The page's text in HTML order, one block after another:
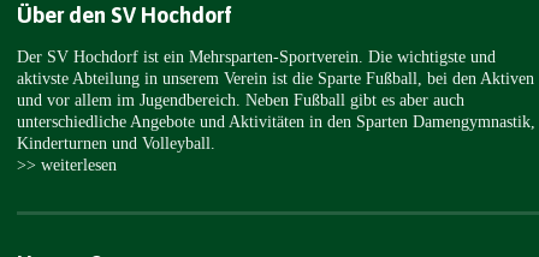
Über den SV Hochdorf
Der SV Hochdorf ist ein Mehrsparten-Sportverein. Die wichtigste und
aktivste Abteilung in unserem Verein ist die Sparte Fußball, bei den Aktiven
und vor allem im Jugendbereich. Neben Fußball gibt es aber auch
unterschiedliche Angebote und Aktivitäten in den Sparten Damengymnastik,
Kinderturnen und Volleyball.
>> weiterlesen